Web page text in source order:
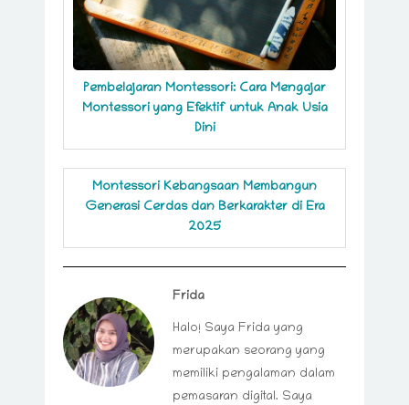
Pembelajaran Montessori: Cara Mengajar
Montessori yang Efektif untuk Anak Usia
Dini
Montessori Kebangsaan Membangun
Generasi Cerdas dan Berkarakter di Era
2025
Frida
Halo! Saya Frida yang
merupakan seorang yang
memiliki pengalaman dalam
pemasaran digital. Saya